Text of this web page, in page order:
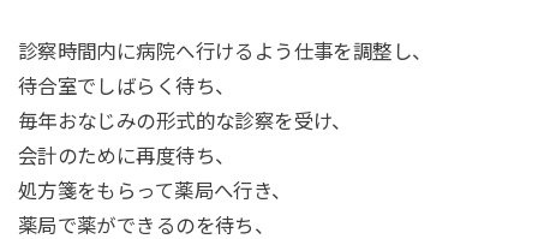
診察時間内に病院へ行けるよう仕事を調整し、
待合室でしばらく待ち、
毎年おなじみの形式的な診察を受け、
会計のために再度待ち、
処方箋をもらって薬局へ行き、
薬局で薬ができるのを待ち、